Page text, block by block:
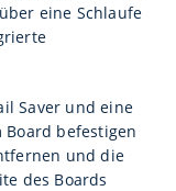
eine Schlaufe
Saver und eine
Board befestigen
und die
des Boards